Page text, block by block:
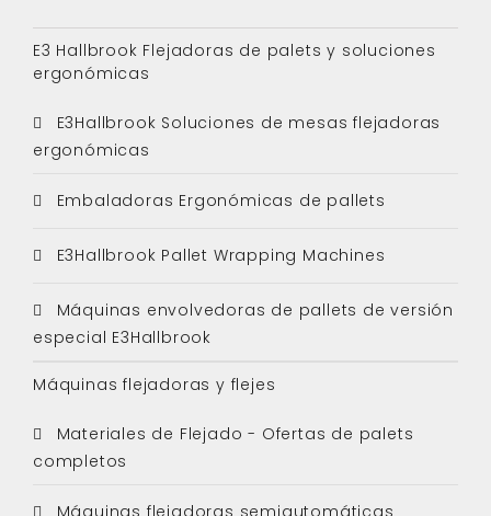
E3 Hallbrook Flejadoras de palets y soluciones
ergonómicas
E3Hallbrook Soluciones de mesas flejadoras
ergonómicas
Embaladoras Ergonómicas de pallets
E3Hallbrook Pallet Wrapping Machines
Máquinas envolvedoras de pallets de versión
especial E3Hallbrook
Máquinas flejadoras y flejes
Materiales de Flejado - Ofertas de palets
completos
Máquinas flejadoras semiautomáticas